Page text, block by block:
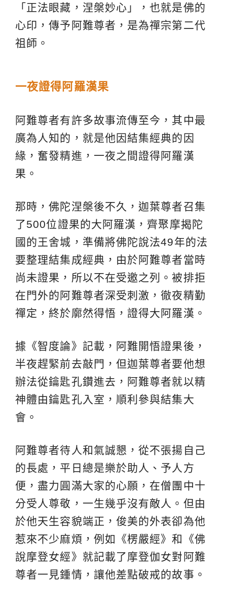
「正法眼藏，涅槃妙心」，也就是佛的
心印，傳予阿難尊者，是為禪宗第二代
祖師。
一夜證得阿羅漢果
阿難尊者有許多故事流傳至今，其中最
廣為人知的，就是他因結集經典的因
緣，奮發精進，一夜之間證得阿羅漢
果。
那時，佛陀涅槃後不久，迦葉尊者召集
了500位證果的大阿羅漢，齊聚摩揭陀
國的王舍城，準備將佛陀說法49年的法
要整理結集成經典，由於阿難尊者當時
尚未證果，所以不在受邀之列。被排拒
在門外的阿難尊者深受刺激，徹夜精勤
禪定，終於廓然得悟，證得大阿羅漢。
據《智度論》記載，阿難開悟證果後，
半夜趕緊前去敲門，但迦葉尊者要他想
辦法從鑰匙孔鑽進去，阿難尊者就以精
神體由鑰匙孔入室，順利參與結集大
會。
阿難尊者待人和氣誠懇，從不張揚自己
的長處，平日總是樂於助人、予人方
便，盡力圓滿大家的心願，在僧團中十
分受人尊敬，一生幾乎沒有敵人。但由
於他天生容貌端正，俊美的外表卻為他
惹來不少麻煩，例如《楞嚴經》和《佛
說摩登女經》就記載了摩登伽女對阿難
尊者一見鍾情，讓他差點破戒的故事。